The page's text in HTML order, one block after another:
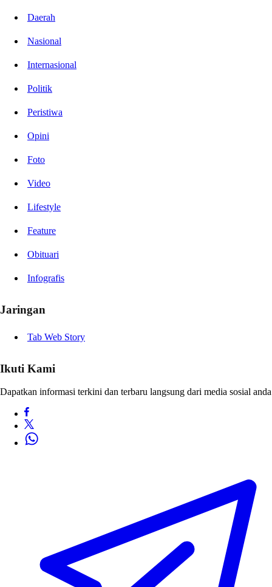
Daerah
Nasional
Internasional
Politik
Peristiwa
Opini
Foto
Video
Lifestyle
Feature
Obituari
Infografis
Jaringan
Tab Web Story
Ikuti Kami
Dapatkan informasi terkini dan terbaru langsung dari media sosial anda